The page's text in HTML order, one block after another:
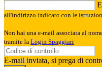
all'indirizzo indicato con le
Non hai una e-mail associata al
tramite la Login Spaggiari
E-mail inviata, si prega di